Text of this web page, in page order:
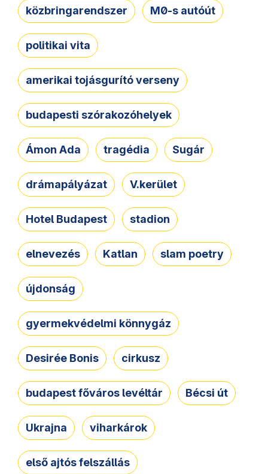
közbringarendszer M0-s autóút
politikai vita
amerikai tojásgurító verseny
budapesti szórakozóhelyek
Ámon Ada tragédia Sugár
drámapályázat V.kerület
Hotel Budapest stadion
elnevezés Katlan slam poetry
újdonság
gyermekvédelmi könnygáz
Desirée Bonis cirkusz
budapest főváros levéltár Bécsi út
Ukrajna viharkárok
első ajtós felszállás